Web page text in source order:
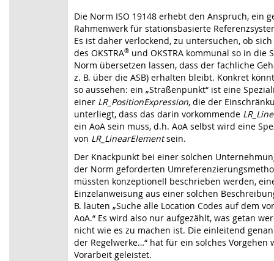
Die Norm ISO 19148 erhebt den Anspruch, ein
Rahmenwerk für stationsbasierte
Es ist daher verlockend, zu untersuchen, ob
des OKSTRA® und OKSTRA kommunal so in die
Norm übersetzen lassen, dass der fachliche
z. B. über die ASB) erhalten bleibt. Konkret
so aussehen: ein „Straßenpunkt“ ist eine
einer LR_PositionExpression, die der
unterliegt, dass das darin vorkommende
ein AoA sein muss, d.h. AoA selbst wird eine
von LR_LinearElementsein.
Der Knackpunkt bei einer solchen
der Norm geforderten
müssten konzeptionell beschrieben werden,
Einzelanweisung aus einer solchen
B. lauten „Suche alle Location Codes auf dem
AoA.“ Es wird also nur aufgezählt, was getan
nicht wie es zu machen ist. Die einleitend
der Regelwerke…“ hat für ein solches Vorgehen
Vorarbeit geleistet.